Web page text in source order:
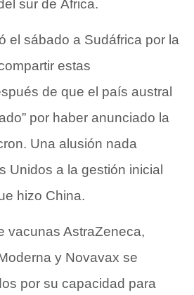
sur de África.
el sábado a Sudáfrica por la
estas
de que el país austral
por haber anunciado la
Una alusión nada
Unidos a la gestión inicial
hizo China.
vacunas AstraZeneca,
y Novavax se
por su capacidad para